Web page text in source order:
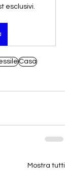
esclusivi.
Casa
Mostra tutti